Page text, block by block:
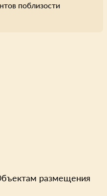
поблизости
размещения